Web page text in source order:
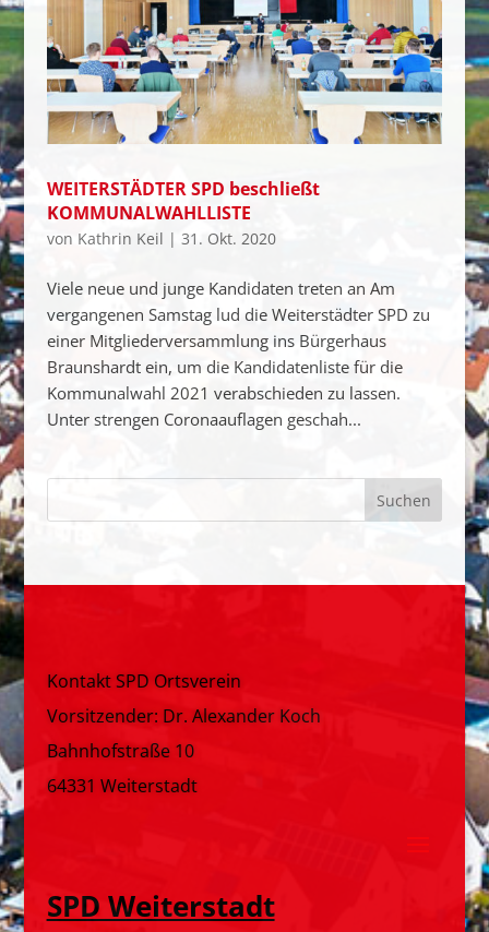
WEITERSTÄDTER SPD beschließt
KOMMUNALWAHLLISTE
von Kathrin Keil | 31. Okt. 2020
Viele neue und junge Kandidaten treten an Am
vergangenen Samstag lud die Weiterstädter SPD zu
einer Mitgliederversammlung ins Bürgerhaus
Braunshardt ein, um die Kandidatenliste für die
Kommunalwahl 2021 verabschieden zu lassen.
Unter strengen Coronaauflagen geschah...
Kontakt SPD Ortsverein
Vorsitzender: Dr. Alexander Koch
Bahnhofstraße 10
64331 Weiterstadt
SPD Weiterstadt